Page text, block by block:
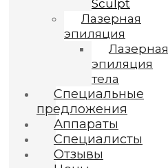
Sculpt
Лазерная
эпиляция
Лазерная
эпиляция
тела
Специальные
предложения
Аппараты
Специалисты
Отзывы